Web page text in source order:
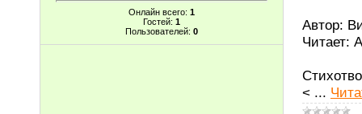
Онлайн всего: 1
Гостей: 1
Пользователей: 0
Автор:
Читает:
< ...